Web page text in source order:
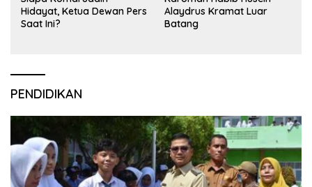
Hidayat, Ketua Dewan Pers
Saat Ini?
Alaydrus Kramat Luar
Batang
PENDIDIKAN